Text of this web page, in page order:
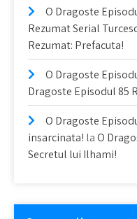
O Dragoste
Rezumat Serial
Rezumat: Prefacuta!
O Dragoste
Dragoste Episodul 85
O Dragoste
insarcinata! laO
Secretul lui Ilhami!